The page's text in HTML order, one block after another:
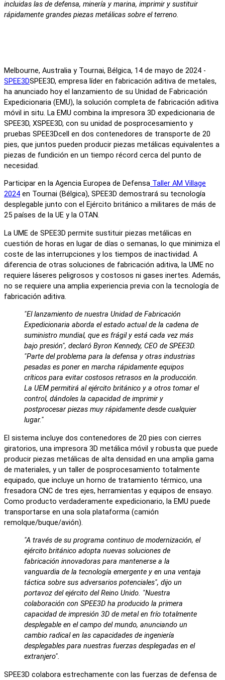
incluidas las de defensa, minería y marina, imprimir y sustituir
rápidamente grandes piezas metálicas sobre el terreno.
Melbourne, Australia y Tournai, Bélgica, 14 de mayo de 2024 -
SPEE3DSPEE3D, empresa líder en fabricación aditiva de metales,
ha anunciado hoy el lanzamiento de su Unidad de Fabricación
Expedicionaria (EMU), la solución completa de fabricación aditiva
móvil in situ. La EMU combina la impresora 3D expedicionaria de
SPEE3D, XSPEE3D, con su unidad de posprocesamiento y
pruebas SPEE3Dcell en dos contenedores de transporte de 20
pies, que juntos pueden producir piezas metálicas equivalentes a
piezas de fundición en un tiempo récord cerca del punto de
necesidad.
Participar en la Agencia Europea de Defensa Taller AM Village
2024 en Tournai (Bélgica), SPEE3D demostrará su tecnología
desplegable junto con el Ejército británico a militares de más de
25 países de la UE y la OTAN.
La UME de SPEE3D permite sustituir piezas metálicas en
cuestión de horas en lugar de días o semanas, lo que minimiza el
coste de las interrupciones y los tiempos de inactividad. A
diferencia de otras soluciones de fabricación aditiva, la UME no
requiere láseres peligrosos y costosos ni gases inertes. Además,
no se requiere una amplia experiencia previa con la tecnología de
fabricación aditiva.
"El lanzamiento de nuestra Unidad de Fabricación
Expedicionaria aborda el estado actual de la cadena de
suministro mundial, que es frágil y está cada vez más
bajo presión", declaró Byron Kennedy, CEO de SPEE3D.
"Parte del problema para la defensa y otras industrias
pesadas es poner en marcha rápidamente equipos
críticos para evitar costosos retrasos en la producción.
La UEM permitirá al ejército británico y a otros tomar el
control, dándoles la capacidad de imprimir y
postprocesar piezas muy rápidamente desde cualquier
lugar."
El sistema incluye dos contenedores de 20 pies con cierres
giratorios, una impresora 3D metálica móvil y robusta que puede
producir piezas metálicas de alta densidad en una amplia gama
de materiales, y un taller de posprocesamiento totalmente
equipado, que incluye un horno de tratamiento térmico, una
fresadora CNC de tres ejes, herramientas y equipos de ensayo.
Como producto verdaderamente expedicionario, la EMU puede
transportarse en una sola plataforma (camión
remolque/buque/avión).
"A través de su programa continuo de modernización, el
ejército británico adopta nuevas soluciones de
fabricación innovadoras para mantenerse a la
vanguardia de la tecnología emergente y en una ventaja
táctica sobre sus adversarios potenciales", dijo un
portavoz del ejército del Reino Unido. "Nuestra
colaboración con SPEE3D ha producido la primera
capacidad de impresión 3D de metal en frío totalmente
desplegable en el campo del mundo, anunciando un
cambio radical en las capacidades de ingeniería
desplegables para nuestras fuerzas desplegadas en el
extranjero".
SPEE3D colabora estrechamente con las fuerzas de defensa de